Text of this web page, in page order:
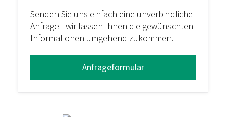
Senden Sie uns einfach eine unverbindliche
Anfrage - wir lassen Ihnen die gewünschten
Informationen umgehend zukommen.
Anfrageformular